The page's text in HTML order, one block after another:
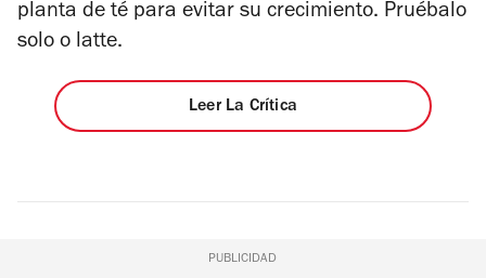
planta de té para evitar su crecimiento. Pruébalo
solo o latte.
Leer La Crítica
PUBLICIDAD